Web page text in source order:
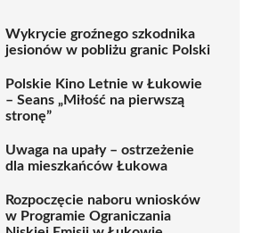
Wykrycie groźnego szkodnika
jesionów w pobliżu granic Polski
Polskie Kino Letnie w Łukowie
– Seans „Miłość na pierwszą
stronę”
Uwaga na upały – ostrzeżenie
dla mieszkańców Łukowa
Rozpoczęcie naboru wniosków
w Programie Ograniczania